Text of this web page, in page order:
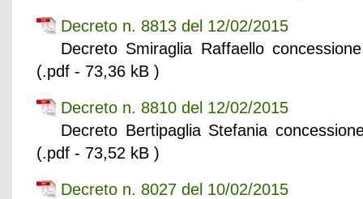
Decreto n. 8813 del 12/02/2015
Decreto Smiraglia Raffaello
(.pdf - 73,36 kB )
Decreto n. 8810 del 12/02/2015
Decreto Bertipaglia Stefania
(.pdf - 73,52 kB )
Decreto n. 8027 del 10/02/2015